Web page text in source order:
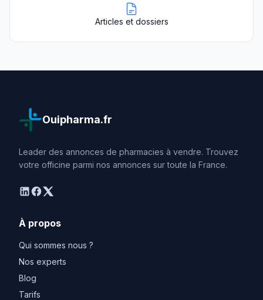
Articles et dossiers
Ouipharma.fr
Leader des annonces de pharmacies à vendre. Trouvez
votre officine parmi nos annonces sur toute la France.
linkedin
facebook
twitter
À propos
Qui sommes nous ?
Nos experts
Blog
Tarifs